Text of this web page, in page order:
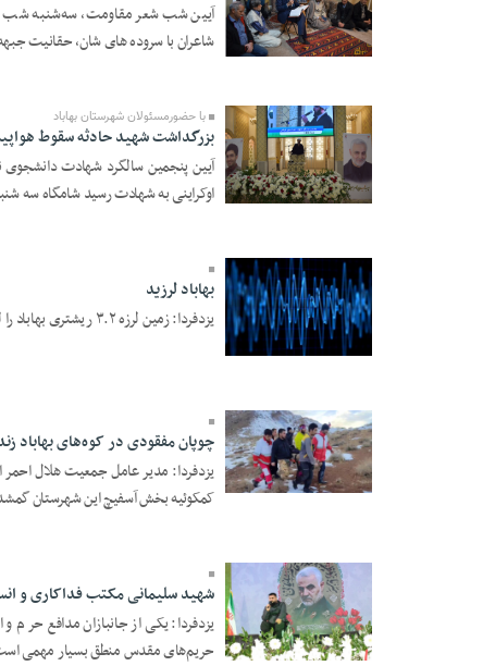
19 Dey 1403 - 12:39
آیین شب شعر مقاومت، سه‌شنبه شب با
شاعران با سروده های شان، حقانیت
19 Dey 1403 - 12:36
با حضورمسئولان شهرستان بهاباد
بزرگداشت شهید حادثه سقوط
آیین پنجمین سالگرد شهادت
اوکراینی به شهادت رسید شامگاه سه
19 Dey 1403 - 11:17
بهاباد لرزید
یزدفردا: زمین لرزه ۳.۲ ریشتری بهاباد را لرزاند. ...
18 Dey 1403 - 14:49
چوپان مفقودی در کوه‌های بهاباد
یزدفردا: مدیر عامل جمعیت هلال
کمکوئیه بخش آسفیچ این شهرستان
14 Dey 1403 - 13:13
شهید سلیمانی مکتب فداکاری و
یزدفردا: یکی از جانبازان مدافع حرم
حریم‌های مقدس منطق بسیار مهمی